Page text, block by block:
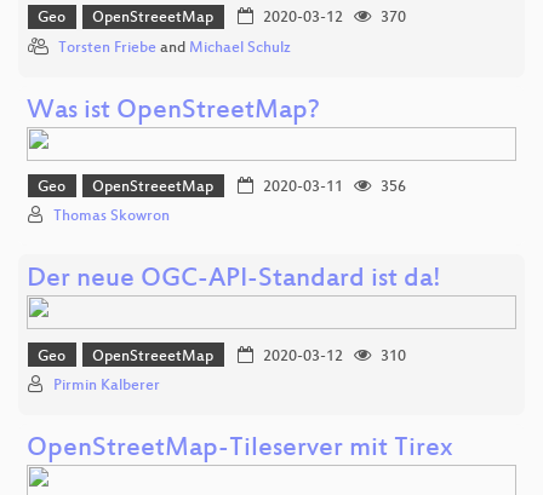
Geo OpenStreeetMap 2020-03-12
370
Torsten Friebe and Michael Schulz
Was ist OpenStreetMap?
Geo OpenStreeetMap 2020-03-11
356
Thomas Skowron
Der neue OGC-API-Standard ist da!
Geo OpenStreeetMap 2020-03-12
310
Pirmin Kalberer
OpenStreetMap-Tileserver mit Tirex